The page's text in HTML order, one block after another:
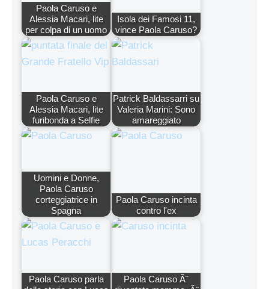
Paola Caruso e
Alessia Macari, lite
per colpa di un uomo
Isola dei Famosi 11,
vince Paola Caruso?
Paola Caruso e
Alessia Macari, lite
furibonda a Selfie
Patrick Baldassarri su
Valeria Marini: Sono
amareggiato
Uomini e Donne,
Paola Caruso
corteggiatrice in
Spagna
Paola Caruso incinta
contro l'ex
Paola Caruso parla
Paola Caruso Ã¨